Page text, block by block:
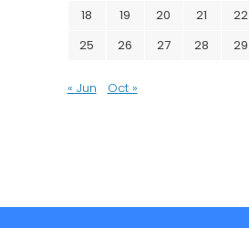
18
19 20 21 22
25
26 27 28 29
« Jun Oct »